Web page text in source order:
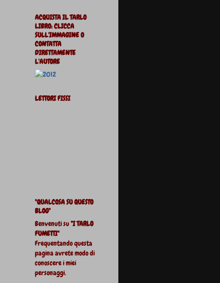
ACQUISTA IL TARLO
LIBRO: CLICCA
SULL'IMMAGINE O
CONTATTA
DIRETTAMENTE
L'AUTORE
LETTORI FISSI
"QUALCOSA SU QUESTO
BLOG"
Benvenuti su"I TARLO
FUMETTI"
Frequentando questa
pagina avrete modo di
conoscere i miei
personaggi.